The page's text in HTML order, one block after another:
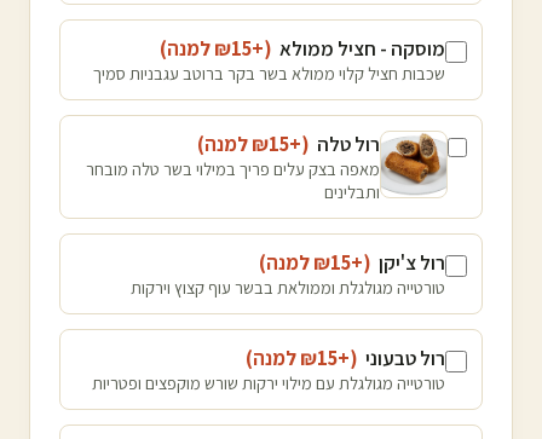
מוסקה - חציל ממולא (+₪
15 למנה)
שכבות חציל קלוי ממולא בשר בקר ברוטב עגבניות סמיך
רול טלה (+₪
15 למנה)
מאפה בצק עלים פריך במילוי בשר טלה מובחר
ותבלינים
רול צ'יקן (+₪
15 למנה)
טורטייה מגולגלת וממולאת בבשר עוף קצוץ וירקות
רול טבעוני (+₪
15 למנה)
טורטייה מגולגלת עם מילוי ירקות שורש מוקפצים ופטריות